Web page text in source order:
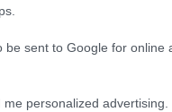
be sent to Google for online
personalized advertising.